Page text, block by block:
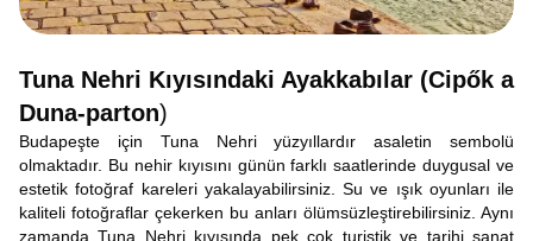
Tuna Nehri Kıyısındaki Ayakkabılar (Cipők a
Duna-parton)
Budapeşte için Tuna Nehri yüzyıllardır asaletin sembolü
olmaktadır. Bu nehir kıyısını günün farklı saatlerinde duygusal ve
estetik fotoğraf kareleri yakalayabilirsiniz. Su ve ışık oyunları ile
kaliteli fotoğraflar çekerken bu anları ölümsüzleştirebilirsiniz. Aynı
zamanda Tuna Nehri kıyısında pek çok turistik ve tarihi sanat